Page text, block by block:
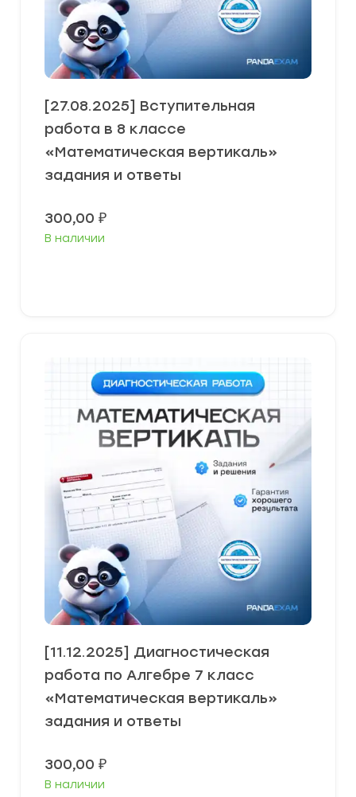
[27.08.2025] Вступительная
работа в 8 классе
«Математическая вертикаль»
задания и ответы
300,00 ₽
В наличии
[11.12.2025] Диагностическая
работа по Алгебре 7 класс
«Математическая вертикаль»
задания и ответы
300,00 ₽
В наличии